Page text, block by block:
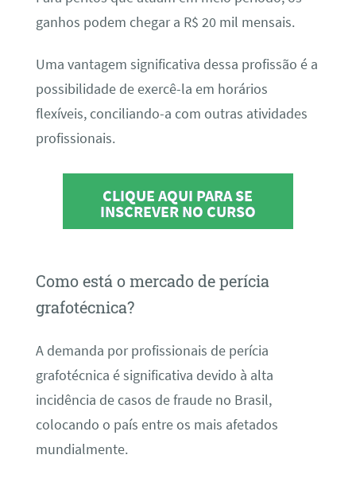
ganhos podem chegar a R$ 20 mil mensais.
Uma vantagem significativa dessa profissão é a
possibilidade de exercê-la em horários
flexíveis, conciliando-a com outras atividades
profissionais.
CLIQUE AQUI PARA SE
INSCREVER NO CURSO
Como está o mercado de perícia
grafotécnica?
A demanda por profissionais de perícia
grafotécnica é significativa devido à alta
incidência de casos de fraude no Brasil,
colocando o país entre os mais afetados
mundialmente.